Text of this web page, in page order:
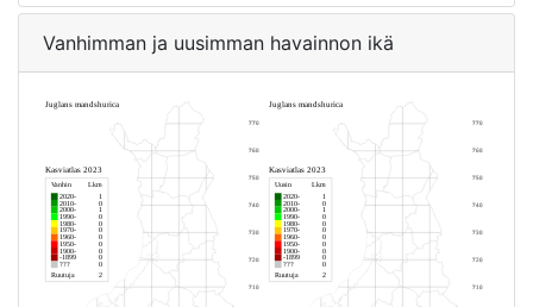
Vanhimman ja uusimman havainnon ikä